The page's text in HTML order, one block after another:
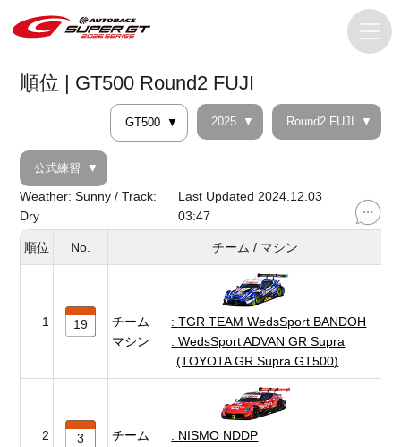
順位 | GT500 Round2 FUJI
GT500 2025 Round2 FUJI
公式練習
Weather: Sunny / Track:
Dry
Last Updated 2024.12.03
03:47
順位 No. チーム / マシン
1 19 チーム
TGR TEAM WedsSport BANDOH
マシン
WedsSport ADVAN GR Supra
(TOYOTA GR Supra GT500)
2 3 チーム
NISMO NDDP